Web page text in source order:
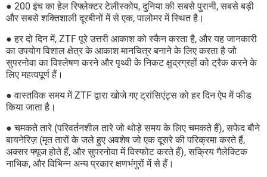
● 200 इंच का हेल रिफ्लेक्टर टेलीस्कोप, दुनिया की सबसे पुरानी, सबसे बड़ी
और सबसे शक्तिशाली दूरबीनों में से एक, पालोमर में स्थित है।
● हर दो दिन में, ZTF पूरे उत्तरी आकाश को स्कैन करता है, और यह जानकारी
का उपयोग विशाल क्षेत्र के आकाश मानचित्र बनाने के लिए करता है जो
सुपरनोवा का विश्लेषण करने और पृथ्वी के निकट क्षुद्रग्रहों को ट्रैक करने के
लिए महत्वपूर्ण हैं।
● वास्तविक समय में ZTF द्वारा खोजे गए ट्रांसिएंट्स को हर दिन ऐप में फीड
किया जाता है।
● चमकते तारे (परिवर्तनशील तारे जो थोड़े समय के लिए चमकते हैं), सफेद बौने
बायनेरिज़ (मृत तारों के जले हुए अवशेष जो एक दूसरे की परिक्रमा करते हैं,
अक्सर फ्यूज होते हैं, और सुपरनोवा में विस्फोट करते हैं), सक्रिय गैलेक्टिक
नाभिक, और विभिन्न अन्य प्रकार क्षणभंगुरों में से हैं।